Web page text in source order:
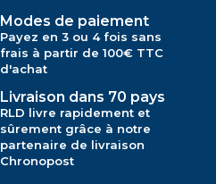
Modes de paiement
Payez en 3 ou 4 fois sans
frais à partir de 100€ TTC
d'achat
Livraison dans 70 pays
RLD livre rapidement et
sûrement grâce à notre
partenaire de livraison
Chronopost